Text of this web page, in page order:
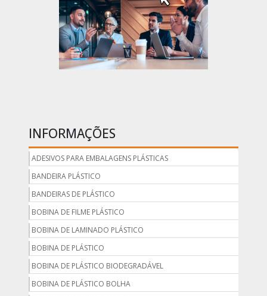
INFORMAÇÕES
ADESIVOS PARA EMBALAGENS PLÁSTICAS
BANDEIRA PLÁSTICO
BANDEIRAS DE PLÁSTICO
BOBINA DE FILME PLÁSTICO
BOBINA DE LAMINADO PLÁSTICO
BOBINA DE PLÁSTICO
BOBINA DE PLÁSTICO BIODEGRADÁVEL
BOBINA DE PLÁSTICO BOLHA